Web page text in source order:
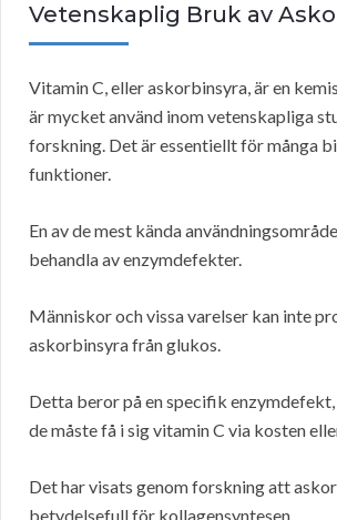
Vetenskaplig Bruk av
Vitamin C, eller askorbinsyra, är en
är mycket använd inom vetenskapliga
forskning. Det är essentiellt för många
funktioner.
En av de mest kända
behandla av enzymdefekter.
Människor och vissa varelser kan inte
askorbinsyra från glukos.
Detta beror på en specifik
de måste få i sig vitamin C via kosten
Det har visats genom forskning att
betydelsefull för kollagensyntesen.